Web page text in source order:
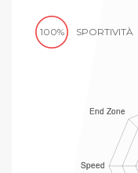
100% SPORTIVITÀ